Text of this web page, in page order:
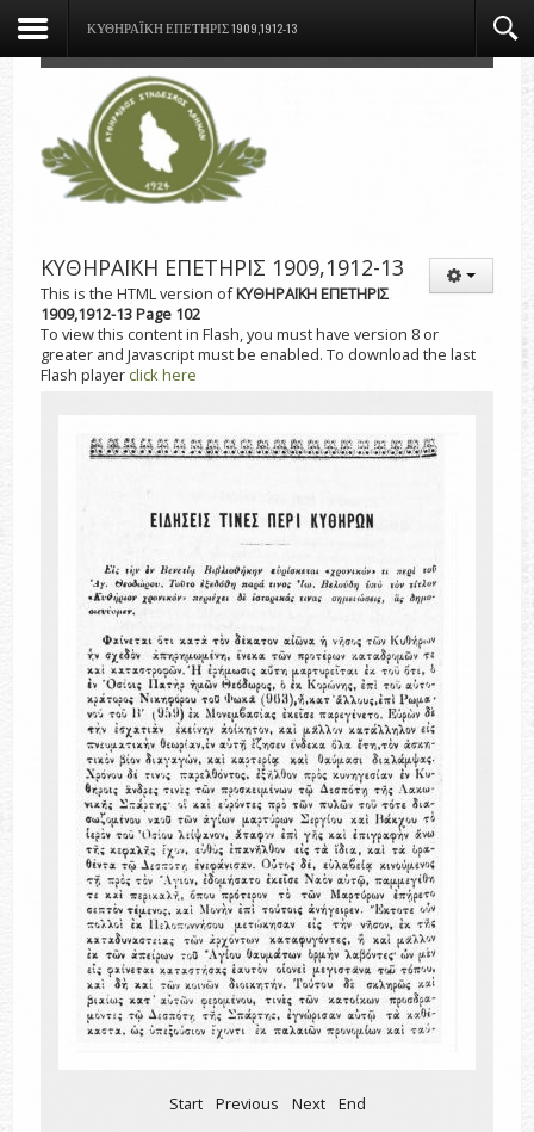
ΚΥΘΗΡΑΪΚΗ ΕΠΕΤΗΡΙΣ 1909,1912-13
ΚΥΘΗΡΑΪΚΗ ΕΠΕΤΗΡΙΣ 1909,1912-13
This is the HTML version ofΚΥΘΗΡΑΪΚΗ ΕΠΕΤΗΡΙΣ
1909,1912-13 Page 102
To view this content in Flash, you must have version 8 or
greater and Javascript must be enabled. To download the last
Flash player click here
Start Previous Next
End